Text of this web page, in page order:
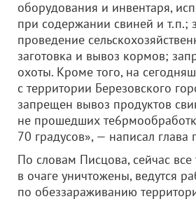
оборудования и инвентаря,
при содержании свиней и т.п.;
проведение
заготовка и вывоз кормов;
охоты. Кроме того, на
с территории Березовского
запрещен вывоз продуктов
не прошедших
70 градусов», — написал глава
По словам Писцова, сейчас
в очаге уничтожены, ведутся
по обеззараживанию